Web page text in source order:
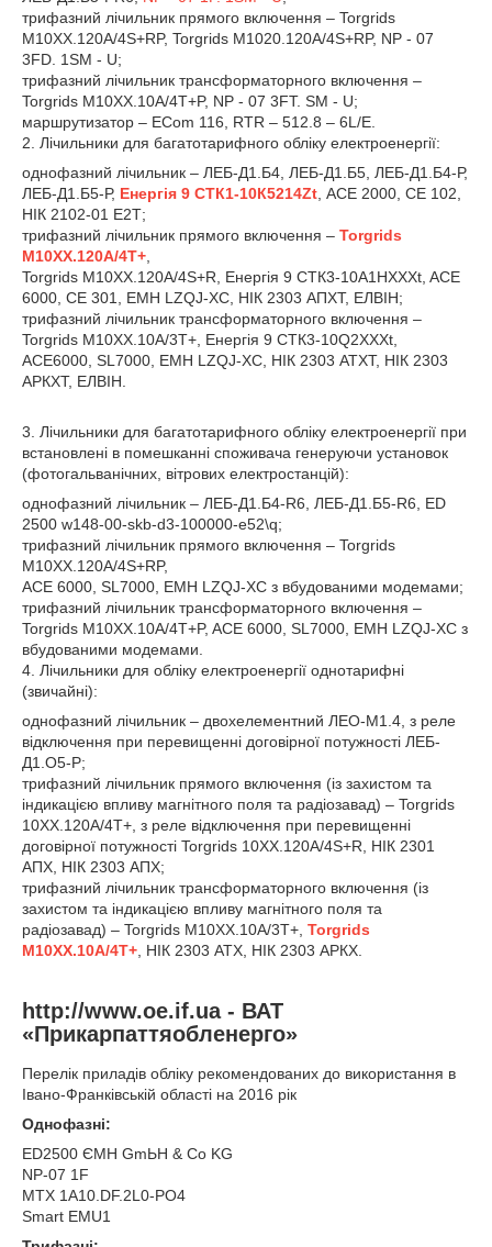
трифазний лічильник прямого включення – Torgrids
M10XX.120A/4S+RP, Torgrids M1020.120A/4S+RP, NP - 07
3FD. 1SM - U;
трифазний лічильник трансформаторного включення –
Torgrids M10XX.10A/4T+P, NP - 07 3FТ. SM - U;
маршрутизатор – ECom 116, RTR – 512.8 – 6L/E.
2. Лічильники для багатотарифного обліку електроенергії:
однофазний лічильник – ЛЕБ-Д1.Б4, ЛЕБ-Д1.Б5, ЛЕБ-Д1.Б4-Р,
ЛЕБ-Д1.Б5-Р, Енергія 9 СТК1-10К5214Zt , АСЕ 2000, СЕ 102,
НІК 2102-01 Е2Т;
трифазний лічильник прямого включення – Torgrids
M10XX.120A/4T+
Torgrids M10XX.120A/4S+R, Енергія 9 СТК3-10А1НХХХt, ACE
6000, СЕ 301, EMH LZQJ-XC, НІК 2303 АПХТ, ЕЛВІН;
трифазний лічильник трансформаторного включення –
Torgrids M10XX.10A/3T+, Енергія 9 СТК3-10Q2ХХХt,
АСЕ6000, SL7000, EMH LZQJ-XC, НІК 2303 АТХТ, НІК 2303
АРКХТ, ЕЛВІН.
3. Лічильники для багатотарифного обліку електроенергії при
встановлені в помешканні споживача генеруючи установок
(фотогальванічних, вітрових електростанцій):
однофазний лічильник – ЛЕБ-Д1.Б4-R6, ЛЕБ-Д1.Б5-R6, ED
2500 w148-00-skb-d3-100000-e52\q;
трифазний лічильник прямого включення – Torgrids
M10XX.120A/4S+RP,
ACE 6000, SL7000, EMH LZQJ-XC з вбудованими модемами;
трифазний лічильник трансформаторного включення –
Torgrids M10XX.10A/4T+P, ACE 6000, SL7000, EMH LZQJ-XC з
вбудованими модемами.
4. Лічильники для обліку електроенергії однотарифні
(звичайні):
однофазний лічильник – двохелементний ЛЕО-М1.4, з реле
відключення при перевищенні договірної потужності ЛЕБ-
Д1.О5-Р;
трифазний лічильник прямого включення (із захистом та
індикацією впливу магнітного поля та радіозавад) – Torgrids
10XX.120A/4T+, з реле відключення при перевищенні
договірної потужності Torgrids 10XX.120A/4S+R, НІК 2301
АПХ, НІК 2303 АПХ;
трифазний лічильник трансформаторного включення (із
захистом та індикацією впливу магнітного поля та
радіозавад) – Torgrids M10XX.10A/3T+, Torgrids
M10XX.10A/4T+ , НІК 2303 АТХ, НІК 2303 АРКХ.
http://www.oe.if.ua - ВАТ
«Прикарпаттяобленерго»
Перелік приладів обліку рекомендованих до використання в
Івано-Франківській області на 2016 рік
Однофазні:
ED2500 ЄМН GmЬН & Со KG
NP-07 1F
МТХ 1А10.DF.2L0-РО4
Smаrt EMU1